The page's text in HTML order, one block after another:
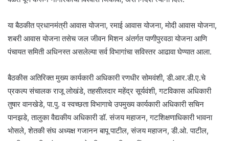
या बैठकीत प्रधानमंत्री आवास योजना, रमाई आवास योजना, मोदी आवास योजना,
शबरी आवास योजना तसेच जल जीवन मिशन अंतर्गत पाणीपुरवठा योजना आणि
पंचायत समिती अधिनस्त असलेल्या सर्व विभागांचा सविस्तर आढावा घेण्यात आला.
बैठकीस अतिरिक्त मुख्य कार्यकारी अधिकारी रणधीर सोमवंशी, डी.आर.डी.ए.चे
प्रकल्प संचालक राजू लोखंडे, तहसीलदार महेंद्र सूर्यवंशी, गटविकास अधिकारी
तुषार वानखेडे, पा.पु. व स्वच्छता विभागाचे उपमुख्य कार्यकारी अधिकारी सचिन
पानझडे, तालुका वैद्यकीय अधिकारी डॉ. संजय महाजन, गटशिक्षणाधिकारी भावना
भोसले, शेतकी संघ अध्यक्ष गजानन बापू पाटील, संजय महाजन, डी.ओ. पाटील,